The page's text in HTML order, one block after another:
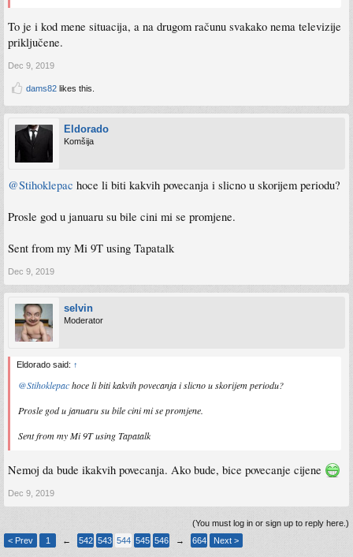
To je i kod mene situacija, a na drugom računu svakako nema televizije
priključene.
Dec 9, 2019
dams82 likes this.
Eldorado
Komšija
@Stihoklepac hoce li biti kakvih povecanja i slicno u skorijem periodu?
Prosle god u januaru su bile cini mi se promjene.
Sent from my Mi 9T using Tapatalk
Dec 9, 2019
selvin
Moderator
Eldorado said: ↑
@Stihoklepachoce li biti kakvih povecanja i slicno u skorijem periodu?
Prosle god u januaru su bile cini mi se promjene.
Sent from my Mi 9T using Tapatalk
Nemoj da bude ikakvih povecanja. Ako bude, bice povecanje cijene
Dec 9, 2019
(You must log in or sign up to reply here.)
< Prev
1 ← 542 543 544 545 546 → 664 Next >